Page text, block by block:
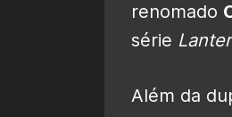
renomado
série
Além da